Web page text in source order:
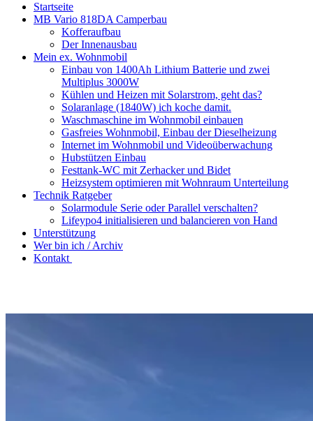
Startseite
MB Vario 818DA Camperbau
Kofferaufbau
Der Innenausbau
Mein ex. Wohnmobil
Einbau von 1400Ah Lithium Batterie und zwei
Multiplus 3000W
Kühlen und Heizen mit Solarstrom, geht das?
Solaranlage (1840W) ich koche damit.
Waschmaschine im Wohnmobil einbauen
Gasfreies Wohnmobil, Einbau der Dieselheizung
Internet im Wohnmobil und Videoüberwachung
Hubstützen Einbau
Festtank-WC mit Zerhacker und Bidet
Heizsystem optimieren mit Wohnraum Unterteilung
Technik Ratgeber
Solarmodule Serie oder Parallel verschalten?
Lifeypo4 initialisieren und balancieren von Hand
Unterstützung
Wer bin ich / Archiv
Kontakt